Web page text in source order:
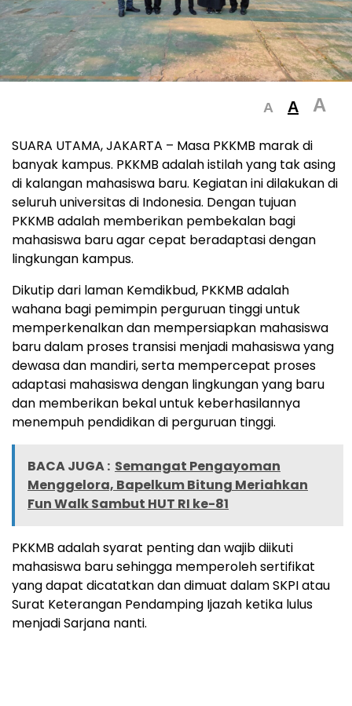
A A A
SUARA UTAMA, JAKARTA – Masa PKKMB marak di
banyak kampus. PKKMB adalah istilah yang tak asing
di kalangan mahasiswa baru. Kegiatan ini dilakukan di
seluruh universitas di Indonesia. Dengan tujuan
PKKMB adalah memberikan pembekalan bagi
mahasiswa baru agar cepat beradaptasi dengan
lingkungan kampus.
Dikutip dari laman Kemdikbud, PKKMB adalah
wahana bagi pemimpin perguruan tinggi untuk
memperkenalkan dan mempersiapkan mahasiswa
baru dalam proses transisi menjadi mahasiswa yang
dewasa dan mandiri, serta mempercepat proses
adaptasi mahasiswa dengan lingkungan yang baru
dan memberikan bekal untuk keberhasilannya
menempuh pendidikan di perguruan tinggi.
BACA JUGA : Semangat Pengayoman
Menggelora, Bapelkum Bitung Meriahkan
Fun Walk Sambut HUT RI ke-81
PKKMB adalah syarat penting dan wajib diikuti
mahasiswa baru sehingga memperoleh sertifikat
yang dapat dicatatkan dan dimuat dalam SKPI atau
Surat Keterangan Pendamping Ijazah ketika lulus
menjadi Sarjana nanti.